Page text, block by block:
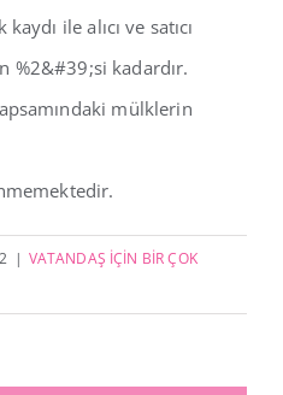
ile alıcı ve satıcı
%2&#39;si kadardır.
mülklerin
| VATANDAŞ İÇİN BİR ÇOK